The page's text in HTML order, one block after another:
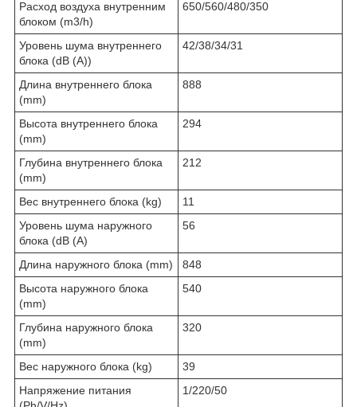
Расход воздуха внутренним
блоком (m3/h)
650/560/480/350
Уровень шума внутреннего
блока (dB (A))
42/38/34/31
Длина внутреннего блока
(mm)
888
Высота внутреннего блока
(mm)
294
Глубина внутреннего блока
(mm)
212
Вес внутреннего блока (kg)
11
Уровень шума наружного
блока (dB (A)
56
Длина наружного блока (mm)
848
Высота наружного блока
(mm)
540
Глубина наружного блока
(mm)
320
Вес наружного блока (kg)
39
Напряжение питания
1/220/50